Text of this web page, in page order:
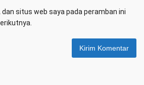
situs web saya pada peramban ini